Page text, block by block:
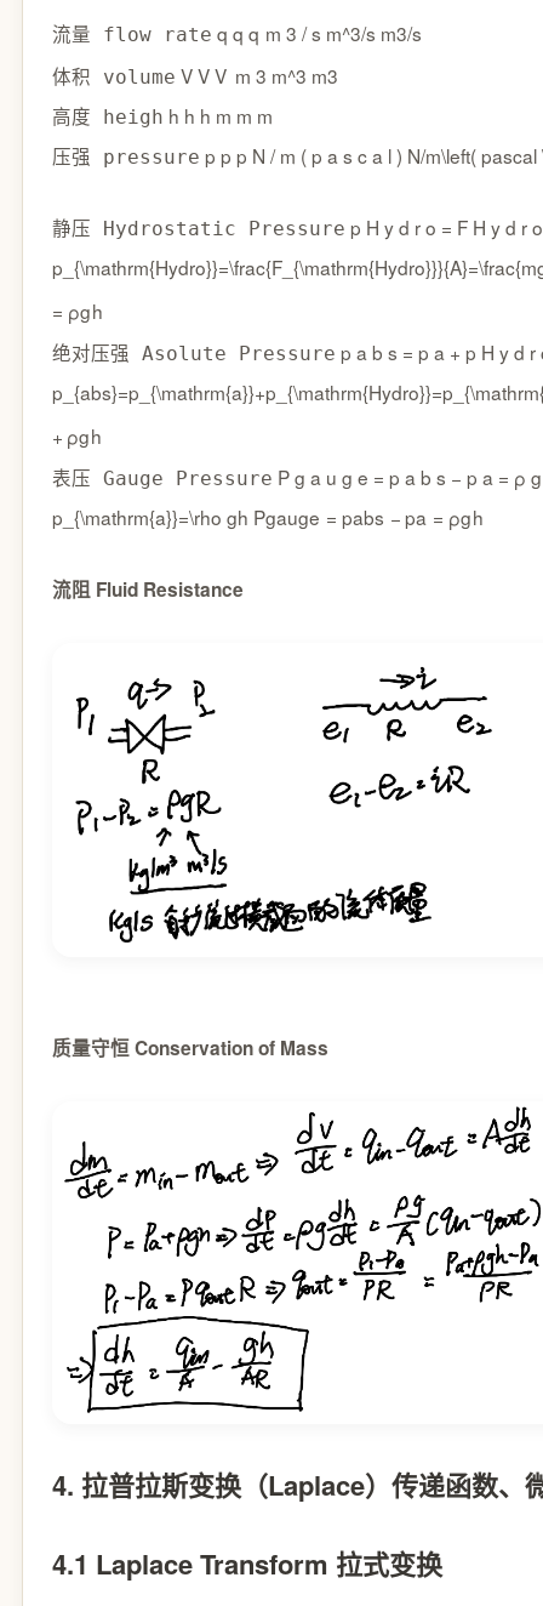
流量 flow rate q q q m 3 / s m^3/s m3/s
体积 volume V VV m 3 m^3 m3
高度 heigh h h h m m m
压强 pressure p p p N / m ( p a s c a l ) N/m\left(
静压 Hydrostatic Pressure p H y d r o = F H y d r
= ρgh
绝对压强 Asolute Pressure p a b s = p a + p H y d
+ ρgh
表压 Gauge Pressure P g a u g e = p a b s − p a = ρ
p_{\mathrm{a}}=\rho gh Pgauge = pabs −pa = ρgh
流阻 Fluid Resistance
质量守恒 Conservation of Mass
4. 拉普拉斯变换（Laplace）传递函数、
4.1 Laplace Transform 拉式变换